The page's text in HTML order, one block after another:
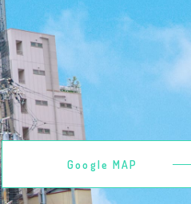
Google MAP